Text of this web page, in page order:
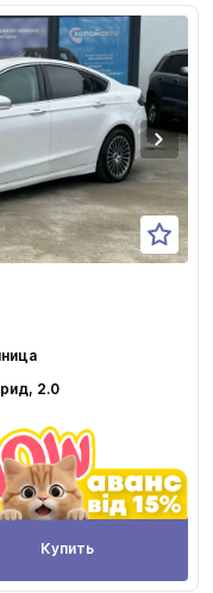
2.0
Купить